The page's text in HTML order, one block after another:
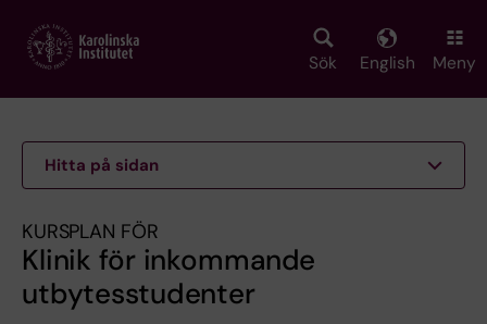
main
Sök English Meny
Hitta på sidan
KURSPLAN FÖR
Klinik för inkommande
utbytesstudenter